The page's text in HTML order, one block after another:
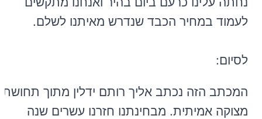
לעמוד במחיר הכבד שנדרש מאיתנו לשלם.
לסיום:
המכתב הזה נכתב אליך רותם ידלין מתוך תחושת
מצוקה אמיתית. מבחינתנו חזרנו עשרים שנה